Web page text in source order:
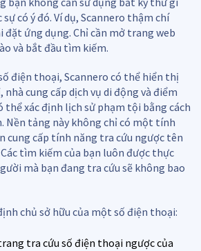
có ý đó. Ví dụ, Scannero thậm chí
đặt ứng dụng. Chỉ cần mở trang web
và bắt đầu tìm kiếm.
điện thoại, Scannero có thể hiển thị
cung cấp dịch vụ di động và điểm
thể xác định lịch sử phạm tội bằng cách
Nền tảng này không chỉ có một tính
cung cấp tính năng tra cứu ngược tên
tìm kiếm của bạn luôn được thực
mà bạn đang tra cứu sẽ không bao
chủ sở hữu của một số điện thoại:
tra cứu số điện thoại ngược của